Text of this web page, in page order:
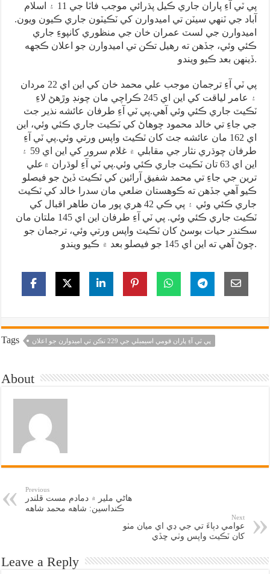
پي ٽي آءِ پاران جاري ڪيل پڌرائي موجب فاٽا جي 11 ۽ اسلام
آباد جي ٽنهي سيٽن تي اميدوارن کي ٽڪيٽون جاري ڪيون ويون.
اميدوارن جي لسٽ عمران خان جي منظوري کانپوءِ جاري
ڪئي وئي، جڏهن ته رهيل تڪن تي اميدوارن جو اعلان ڪجهه
ڏينهن بعد ڪيو ويندو.
پي ٽي آءِ ترجمان موجب علي محمد خان کي اين اي 22 مردان
۽ عامر لياقت کي اين اي 245 ڪراچي مان چونڊ وڙهڻ لاءِ
ٽڪيٽ جاري ڪئي وئي آهي.پي ٽي آءِ طرفان عائشه نذير جٽ
جي جاءِ تي خالد محمود چوهاڻ کي ٽڪيٽ جاري ڪئي وئي، اين
اي 162 مان عائشه جٽ کان ٽڪيٽ واپس ورتي وئي.پي ٽي آءِ
طرفان چوڌري نثار جي مقابلي ۾ غلام سرور کي اين اي 59 ۽
اين اي 63 تان ٽڪيٽ جاري ڪئي وئي.پي ٽي آءِ لوڌران ۾علي
ترين جي جاءِ تي محمد شفيق آرائين کي ٽڪيٽ ڏيڻ جو فيصلو
ڪيو آهي جڏهن ته ڪوهستان ضلعي مان سدرا خالد کي ٽڪيٽ
جاري ڪئي وئي ۽ پي ڪي 42 هري پور مان طاهر اقبال کي
ٽڪيٽ جاري ڪئي وئي. پي ٽي آءِ طرفان اين اي 145 ملتان مان
سڪندر حيات بوسڻ کان ٽڪيٽ واپس ورتي وئي، ترجمان جو
چوڻ آهي ته اين اي 145 جو فيصلو بعد ۾ ڪيو ويندو.
Tags پي ٽي آءِ پاران قومي اسيمبلي جي 229 تڪن تي اميدوارن جو اعلان
About
Previous
هاڻي ملير ۾ دمادم مست قلندر
ڪنداسين: شاهه محمد شاهه
Next
عوامي دٻاءَ تي جي ڊي اي ميان مٺو
کان ٽڪيٽ واپس وٺي ڇڏي
Leave a Reply